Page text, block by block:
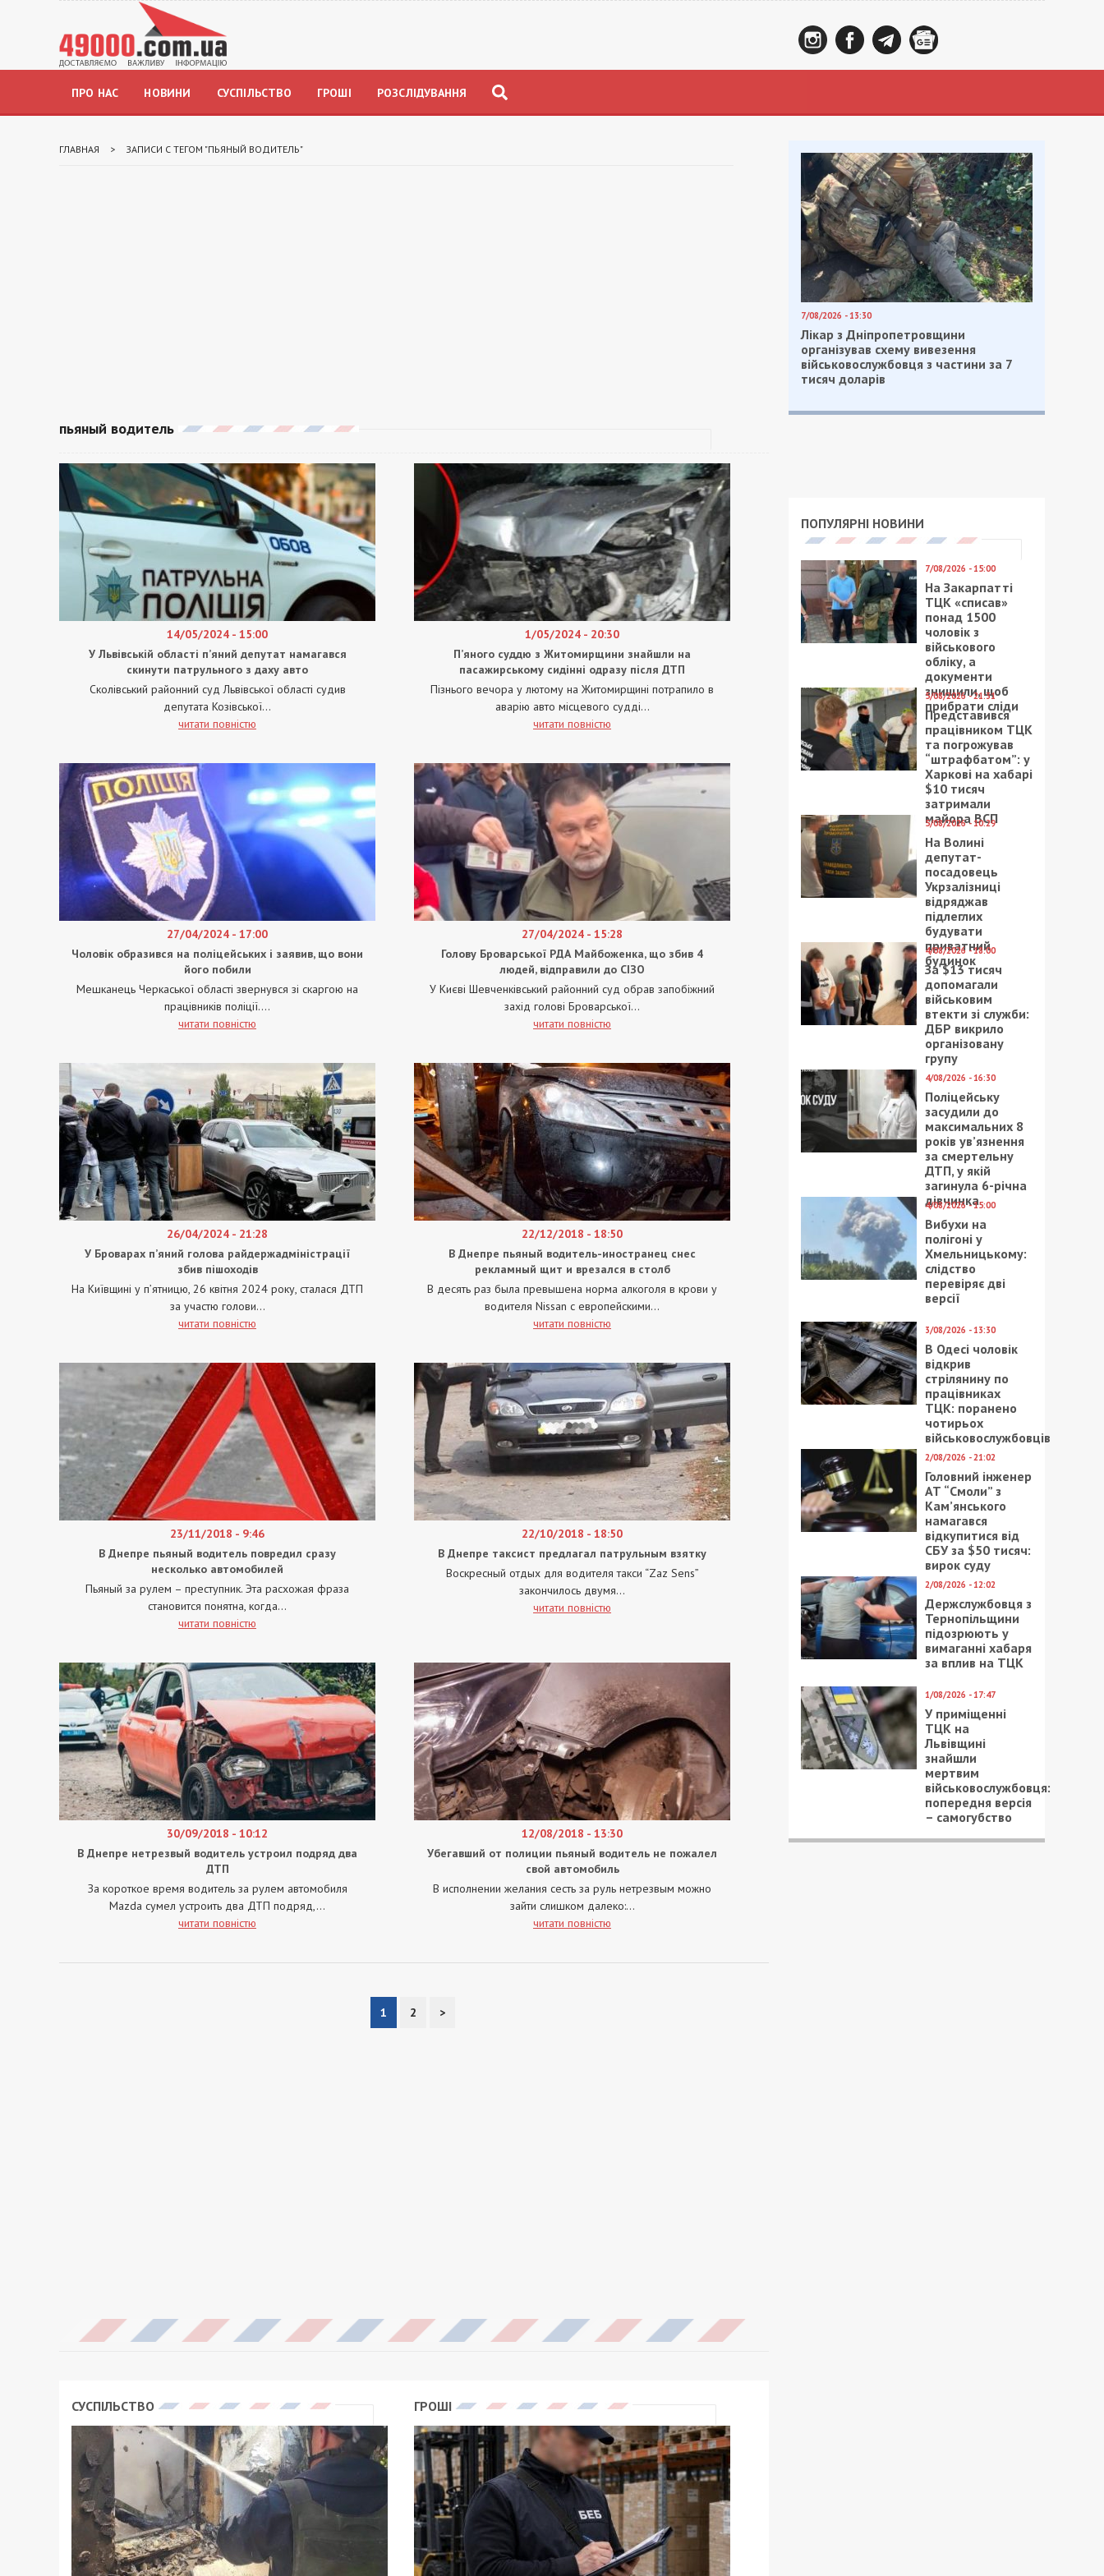
ПРО НАС НОВИНИ СУСПІЛЬСТВО ГРОШІ РОЗСЛІДУВАННЯ
ГЛАВНАЯ > ЗАПИСИ С ТЕГОМ "ПЬЯНЫЙ ВОДИТЕЛЬ"
пьяный водитель
14/05/2024 - 15:00
У Львівській області п’яний депутат намагався
скинути патрульного з даху авто
Сколівський районний суд Львівської області судив
депутата Козівської...
читати повністю
1/05/2024 - 20:30
П’яного суддю з Житомирщини знайшли на
пасажирському сидінні одразу після ДТП
Пізнього вечора у лютому на Житомирщині потрапило в
аварію авто місцевого судді...
читати повністю
27/04/2024 - 17:00
Чоловік образився на поліцейських і заявив, що вони
його побили
Мешканець Черкаської області звернувся зі скаргою на
працівників поліції....
читати повністю
27/04/2024 - 15:28
Голову Броварської РДА Майбоженка, що збив 4
людей, відправили до СІЗО
У Києві Шевченківський районний суд обрав запобіжний
захід голові Броварської...
читати повністю
26/04/2024 - 21:28
У Броварах п’яний голова райдержадміністрації
збив пішоходів
На Київщині у п’ятницю, 26 квітня 2024 року, сталася ДТП
за участю голови...
читати повністю
22/12/2018 - 18:50
В Днепре пьяный водитель-иностранец снес
рекламный щит и врезался в столб
В десять раз была превышена норма алкоголя в крови у
водителя Nissan с европейскими...
читати повністю
23/11/2018 - 9:46
В Днепре пьяный водитель повредил сразу
несколько автомобилей
Пьяный за рулем – преступник. Эта расхожая фраза
становится понятна, когда...
читати повністю
22/10/2018 - 18:50
В Днепре таксист предлагал патрульным взятку
Воскресный отдых для водителя такси “Zaz Sens”
закончилось двумя...
читати повністю
30/09/2018 - 10:12
В Днепре нетрезвый водитель устроил подряд два
ДТП
За короткое время водитель за рулем автомобиля
Mazda сумел устроить два ДТП подряд,...
читати повністю
12/08/2018 - 13:30
Убегавший от полиции пьяный водитель не пожалел
свой автомобиль
В исполнении желания сесть за руль нетрезвым можно
зайти слишком далеко:...
читати повністю
1 2 >
СУСПІЛЬСТВО ГРОШІ
7/08/2026 - 13:30
Лікар з Дніпропетровщини
організував схему вивезення
військовослужбовця з частини за 7
тисяч доларів
ПОПУЛЯРНІ НОВИНИ
7/08/2026 - 15:00
На Закарпатті
ТЦК «списав»
понад 1500
чоловік з
військового
обліку, а
документи
знищили, щоб
прибрати сліди
5/08/2026 - 21:31
Представився
працівником ТЦК
та погрожував
“штрафбатом”: у
Харкові на хабарі
$10 тисяч
затримали
майора ВСП
5/08/2026 - 10:29
На Волині
депутат-
посадовець
Укрзалізниці
відряджав
підлеглих
будувати
приватний
будинок
4/08/2026 - 18:00
За $13 тисяч
допомагали
військовим
втекти зі служби:
ДБР викрило
організовану
групу
4/08/2026 - 16:30
Поліцейську
засудили до
максимальних 8
років ув’язнення
за смертельну
ДТП, у якій
загинула 6-річна
дівчинка
4/08/2026 - 15:00
Вибухи на
полігоні у
Хмельницькому:
слідство
перевіряє дві
версії
3/08/2026 - 13:30
В Одесі чоловік
відкрив
стрілянину по
працівниках
ТЦК: поранено
чотирьох
військовослужбовців
2/08/2026 - 21:02
Головний інженер
АТ “Смоли” з
Кам’янського
намагався
відкупитися від
СБУ за $50 тисяч:
вирок суду
2/08/2026 - 12:02
Держслужбовця з
Тернопільщини
підозрюють у
вимаганні хабаря
за вплив на ТЦК
1/08/2026 - 17:47
У приміщенні
ТЦК на
Львівщині
знайшли
мертвим
військовослужбовця:
попередня версія
– самогубство